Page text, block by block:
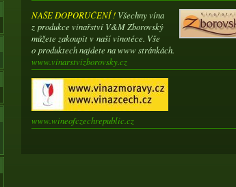
NAŠE DOPORUČENÍ ! Všechny vína
z produkce vinařství V&M Zborovský
můžete zakoupit v naší vinotéce. Vše
o produktech najdete na www stránkách.
www.vinarstvizborovsky.cz
www.wineofczechrepublic.cz